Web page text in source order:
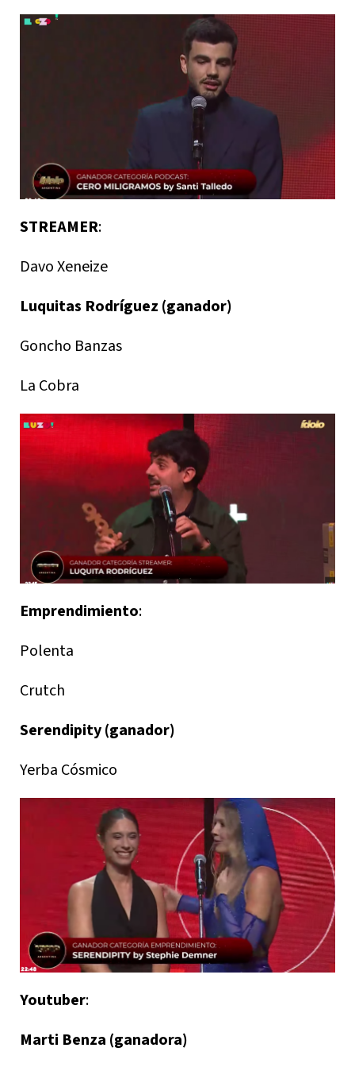
STREAMER:
Davo Xeneize
Luquitas Rodríguez (ganador)
Goncho Banzas
La Cobra
Emprendimiento:
Polenta
Crutch
Serendipity (ganador)
Yerba Cósmico
Youtuber:
Marti Benza (ganadora)